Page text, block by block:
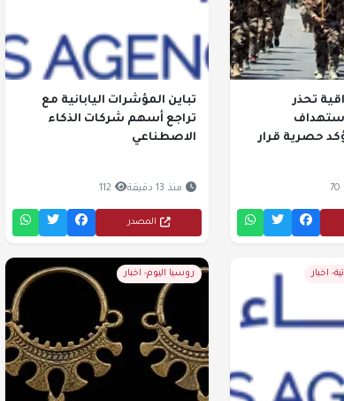
تحذر
حصرية قرار
70
تباين المؤشرات اليابانية مع
تراجع أسهم شركات الذكاء
الاصطناعي
منذ 13 دقيقة 112
المصدر
اخبار روسيا اليوم- اخبار